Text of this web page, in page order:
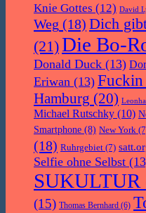
Knie Gottes (12) David
Weg (18) Dich
(21)Die Bo-
Donald Duck (13)
Eriwan (13) Fuckin
Hamburg (20)
Michael Rutschky (10)
Smartphone (8) New York
(18) Ruhrgebiet (7)
Selfie ohne Selbst
SUKULTUR
(15) Thomas Bernhard (6)